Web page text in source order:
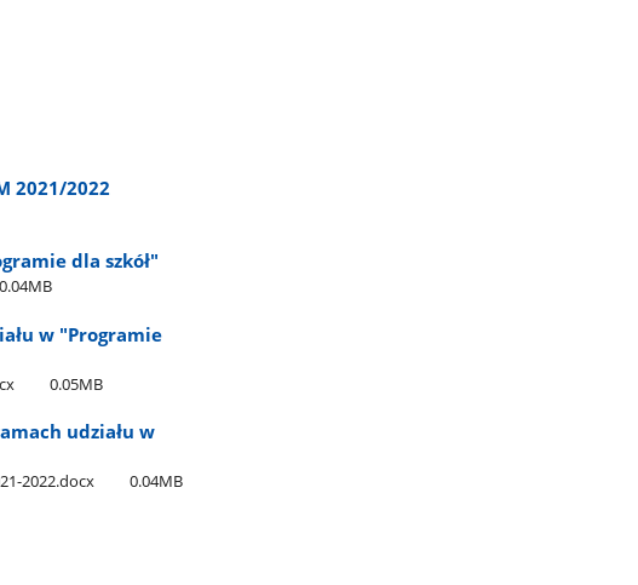
2021/2022
dla szkół"
0.04MB
w "Programie
0.05MB
udziału w
2022.docx 0.04MB